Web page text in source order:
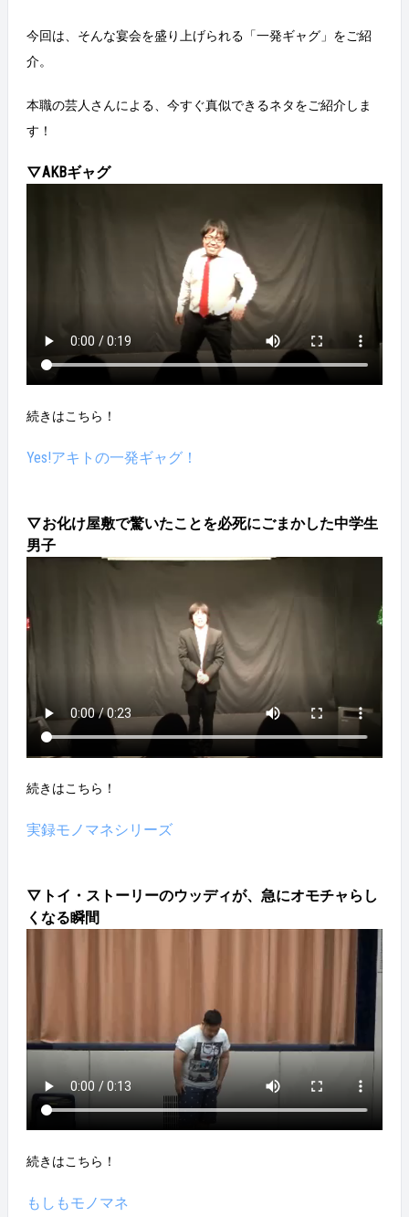
今回は、そんな宴会を盛り上げられる「一発ギャグ」をご紹
介。
本職の芸人さんによる、今すぐ真似できるネタをご紹介しま
す！
▽AKBギャグ
続きはこちら！
Yes!アキトの一発ギャグ！
▽お化け屋敷で驚いたことを必死にごまかした中学生
男子
続きはこちら！
実録モノマネシリーズ
▽トイ・ストーリーのウッディが、急にオモチャらし
くなる瞬間
続きはこちら！
もしもモノマネ